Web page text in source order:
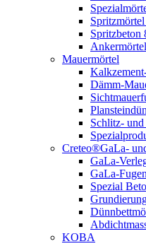
Spritzbeton
Mauermörtel
Dämm-
Schlitz-
Creteo®GaLa-
GaLa-
GaLa-
Spezial
KOBA